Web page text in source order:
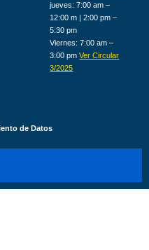
jueves: 7:00 am –
12:00 m | 2:00 pm –
5:30 pm
Viernes: 7:00 am –
3:00 pmVer Circular
3/2025
de Datos